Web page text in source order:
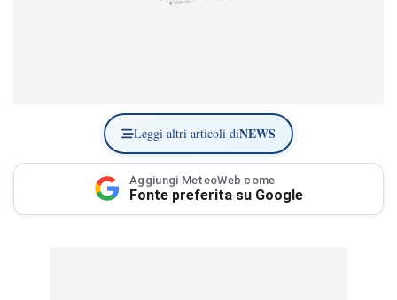
Leggi altri articoli diNEWS
Aggiungi MeteoWeb come
Fonte preferita su Google